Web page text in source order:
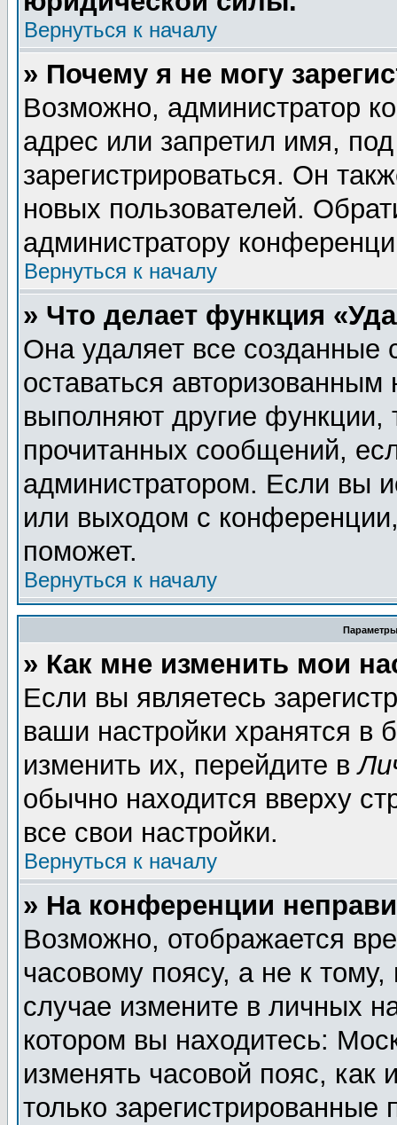
Вернуться к началу
» Почему я не могу
Возможно, администратор
адрес или запретил имя,
зарегистрироваться. Он
новых пользователей.
администратору
Вернуться к началу
» Что делает функция
Она удаляет все созданные
оставаться
выполняют другие функции,
прочитанных сообщений,
администратором. Если вы
или выходом с
поможет.
Вернуться к началу
» Как мне изменить мои
Если вы являетесь
ваши настройки хранятся
изменить их, перейдите в
обычно находится вверху
все свои настройки.
Вернуться к началу
» На конференции
Возможно, отображается
часовому поясу, а не к
случае измените в личных
котором вы находитесь:
изменять часовой пояс, как
только